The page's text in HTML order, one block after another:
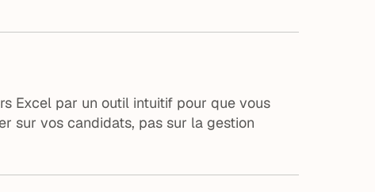
Excel par un outil intuitif pour que vous
sur vos candidats, pas sur la gestion